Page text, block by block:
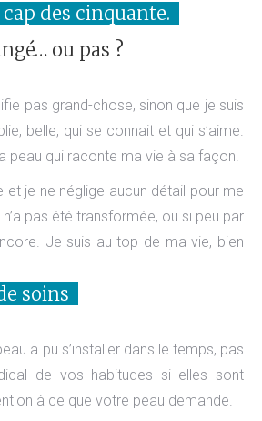
cap des cinquante.
ou pas ?
pas grand-chose, sinon que je suis
belle, qui se connait et qui s’aime.
peau qui raconte ma vie à sa façon.
et je ne néglige aucun détail pour me
pas été transformée, ou si peu par
Je suis au top de ma vie, bien
soins
a pu s’installer dans le temps, pas
de vos habitudes si elles sont
à ce que votre peau demande.